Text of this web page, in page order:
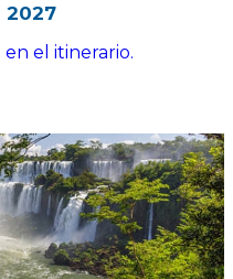
2027
en el itinerario.